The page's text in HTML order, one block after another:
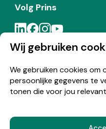
Wij gebruiken
We gebruiken cookies
persoonlijke gegevens te
tonen die voor jou
Volg Prins
Meld je aan voor de